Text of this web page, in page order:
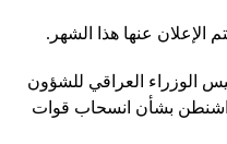
عنها هذا الشهر.
الوزراء العراقي للشؤون
واشنطن بشأن انسحاب قوات